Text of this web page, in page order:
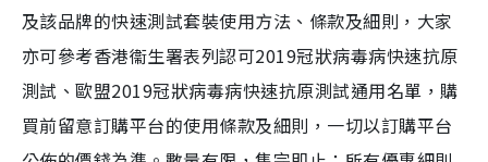
及該品牌的快速測試套裝使用方法、條款及細則，大家
亦可參考香港衞生署表列認可2019冠狀病毒病快速抗原
測試、歐盟2019冠狀病毒病快速抗原測試通用名單，購
買前留意訂購平台的使用條款及細則，一切以訂購平台